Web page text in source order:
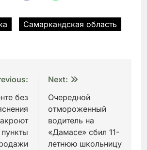
Самаркандская область
без
Next:
Очередной
отмороженный
водитель на
«Дамасе» сбил 11-
летнюю школьницу